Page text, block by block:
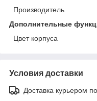
Производитель
Дополнительные
Цвет корпуса
Условия доставки
Доставка курьером